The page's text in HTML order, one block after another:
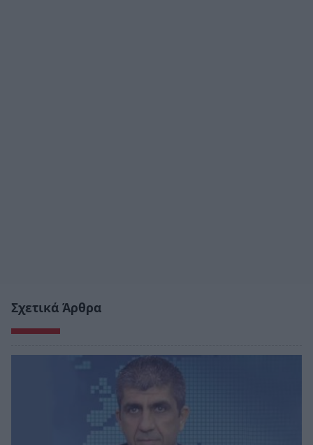
Σχετικά Άρθρα